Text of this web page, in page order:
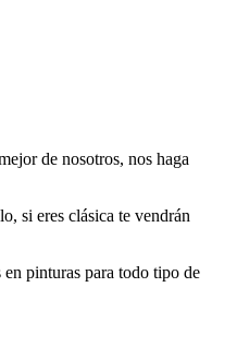
de nosotros, nos haga
si eres clásica te vendrán
en pinturas para todo tipo de